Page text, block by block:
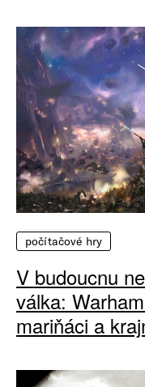
počítačové hry
V budoucnu
válka:
mariňáci a